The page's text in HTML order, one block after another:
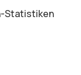
Statistiken